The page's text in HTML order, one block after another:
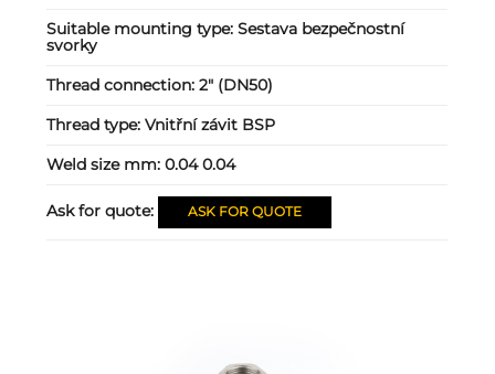
Suitable mounting type:Sestava bezpečnostní
svorky
Thread connection:2" (DN50)
Thread type:Vnitřní závit BSP
Weld size mm:0.04 0.04
Ask for quote: ASK FOR QUOTE